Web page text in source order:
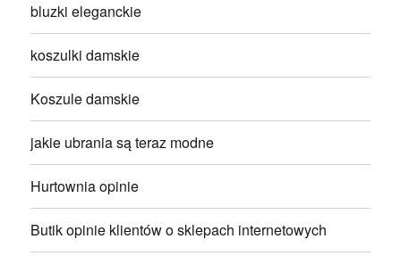
bluzki eleganckie
koszulki damskie
Koszule damskie
jakie ubrania są teraz modne
Hurtownia opinie
Butik opinie klientów o sklepach internetowych